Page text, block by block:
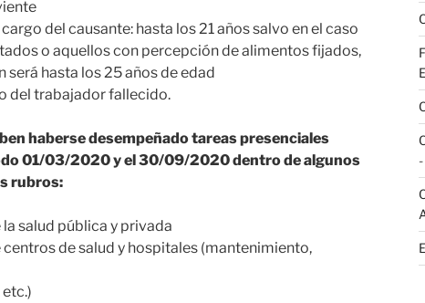
del causante: hasta los 21 años salvo en el caso
o aquellos con percepción de alimentos fijados,
será hasta los 25 años de edad
del trabajador fallecido.
haberse desempeñado tareas presenciales
01/03/2020 y el 30/09/2020 dentro de algunos
rubros:
salud pública y privada
de salud y hospitales (mantenimiento,